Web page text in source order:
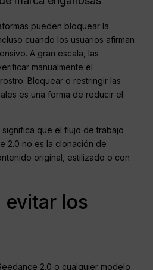
pueden bloquear la
cuando los usuarios afirman
A gran escala, las
manualmente el
Bloquear o restringir las
es una forma de reducir el
que el flujo de trabajo
2.0 no es la clonación de
original, estilizado o con
evitar los
2.0 o cualquier modelo